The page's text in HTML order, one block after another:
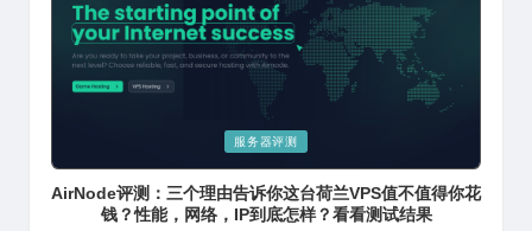
in
服务器评测
AirNode评测：三个理由告诉你这台荷兰VPS值不值得你花
钱？性能，网络，IP到底怎样？看看测试结果